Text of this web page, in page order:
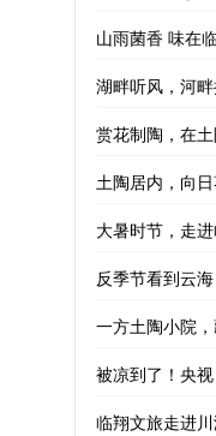
山雨菌香 味在
赏花制陶，在
土陶居内，向
大暑时节，走
一方土陶小院
临翔文旅走进